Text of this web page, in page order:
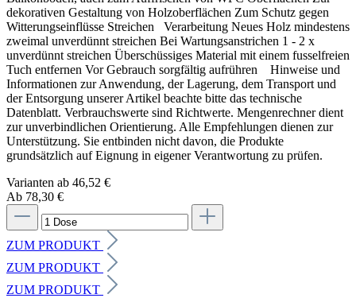
dekorativen Gestaltung von Holzoberflächen Zum Schutz gegen
Witterungseinflüsse Streichen Verarbeitung Neues Holz mindestens
zweimal unverdünnt streichen Bei Wartungsanstrichen 1 - 2 x
unverdünnt streichen Überschüssiges Material mit einem fusselfreien
Tuch entfernen Vor Gebrauch sorgfältig aufrühren Hinweise und
Informationen zur Anwendung, der Lagerung, dem Transport und
der Entsorgung unserer Artikel beachte bitte das technische
Datenblatt. Verbrauchswerte sind Richtwerte. Mengenrechner dient
zur unverbindlichen Orientierung. Alle Empfehlungen dienen zur
Unterstützung. Sie entbinden nicht davon, die Produkte
grundsätzlich auf Eignung in eigener Verantwortung zu prüfen.
Varianten ab 46,52 €
Ab 78,30 €
ZUM PRODUKT
ZUM PRODUKT
ZUM PRODUKT